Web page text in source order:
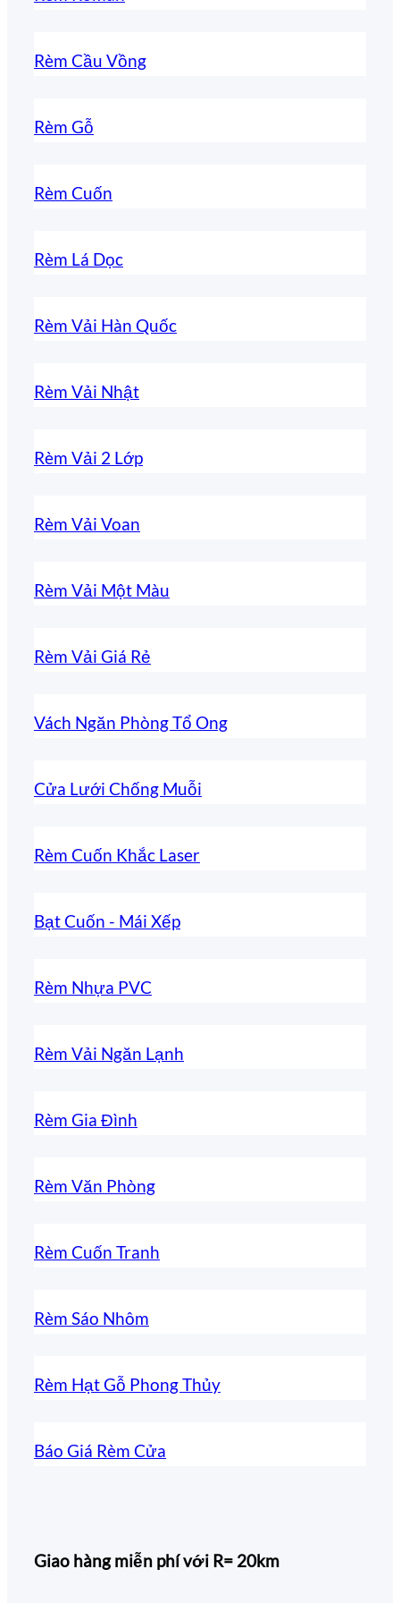
Rèm Cầu Vồng
Rèm Gỗ
Rèm Cuốn
Rèm Lá Dọc
Rèm Vải Hàn Quốc
Rèm Vải Nhật
Rèm Vải 2 Lớp
Rèm Vải Voan
Rèm Vải Một Màu
Rèm Vải Giá Rẻ
Vách Ngăn Phòng Tổ Ong
Cửa Lưới Chống Muỗi
Rèm Cuốn Khắc Laser
Bạt Cuốn - Mái Xếp
Rèm Nhựa PVC
Rèm Vải Ngăn Lạnh
Rèm Gia Đình
Rèm Văn Phòng
Rèm Cuốn Tranh
Rèm Sáo Nhôm
Rèm Hạt Gỗ Phong Thủy
Báo Giá Rèm Cửa
Giao hàng miễn phí với R= 20km